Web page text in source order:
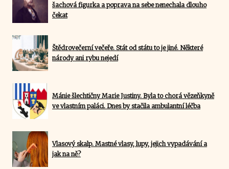
šachová figurka a poprava na sebe nenechala dlouho
čekat
Štědrovečerní večeře. Stát od státu to je jiné. Některé
národy ani rybu nejedí
Mánie šlechtičny Marie Justiny. Byla to chorá vězeňkyně
ve vlastním paláci. Dnes by stačila ambulantní léčba
Vlasový skalp. Mastné vlasy, lupy, jejich vypadávání a
jak na ně?